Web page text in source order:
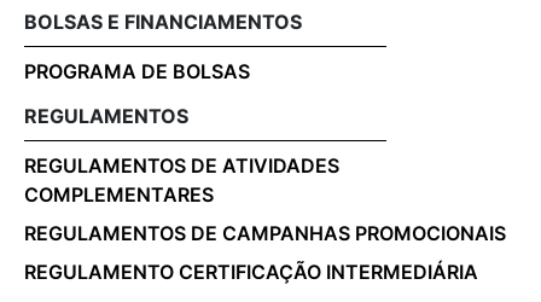
BOLSAS E FINANCIAMENTOS
PROGRAMA DE BOLSAS
REGULAMENTOS
REGULAMENTOS DE ATIVIDADES
COMPLEMENTARES
REGULAMENTOS DE CAMPANHAS PROMOCIONAIS
REGULAMENTO CERTIFICAÇÃO INTERMEDIÁRIA